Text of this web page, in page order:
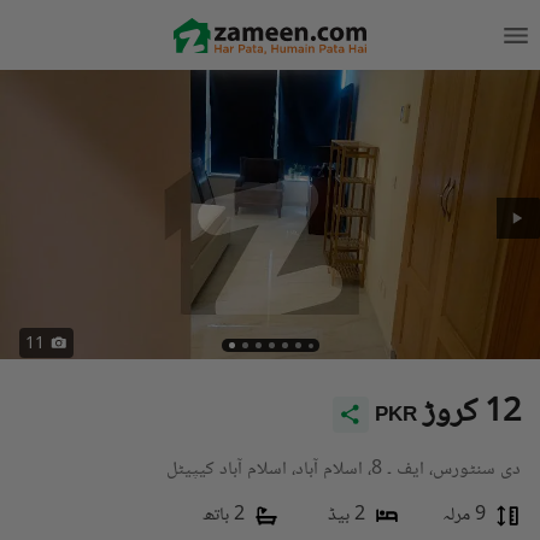
11
PKR 12 کروڑ
دی سنٹورس، ایف ۔ 8، اسلام آباد، اسلام آباد کیپیٹل
9 مرلہ
2 بیڈ 2 باتھ